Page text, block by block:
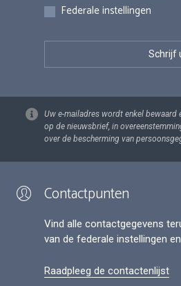
Federale instellingen
Uw e-mailadres wordt enkel
op de nieuwsbrief, in
over de bescherming van
Contactpunten
Vind alle contactgegevens
van de federale instellingen
Raadpleeg de contactenlijst